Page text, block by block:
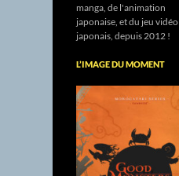
manga, de l'animation
japonaise, et du jeu vidéo
japonais, depuis 2012 !
L’IMAGE DU MOMENT